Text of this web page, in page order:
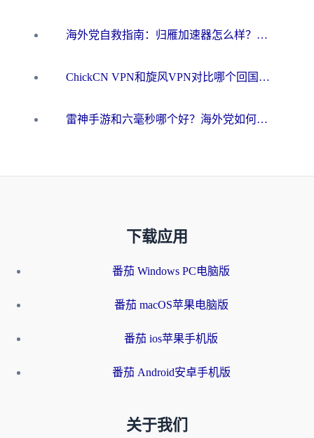
海外党自救指南：归雁加速器怎么样？教你避开坑实现国内资源无缝访问
ChickCN VPN和旋风VPN对比哪个回国效果更好？海外用户的选择困境与出路
雷神手游和六毫秒哪个好？海外党如何真正解锁国内资源
下载应用
番茄 Windows PC电脑版
番茄 macOS苹果电脑版
番茄 ios苹果手机版
番茄 Android安卓手机版
关于我们